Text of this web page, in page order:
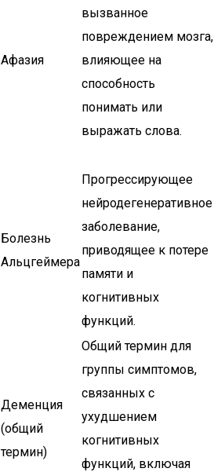
Афазия
вызванное
повреждением мозга,
влияющее на
способность
понимать или
выражать слова.
Болезнь
Альцгеймера
Прогрессирующее
нейродегенеративное
заболевание,
приводящее к потере
памяти и
когнитивных
функций.
Деменция
(общий
термин)
Общий термин для
группы симптомов,
связанных с
ухудшением
когнитивных
функций, включая